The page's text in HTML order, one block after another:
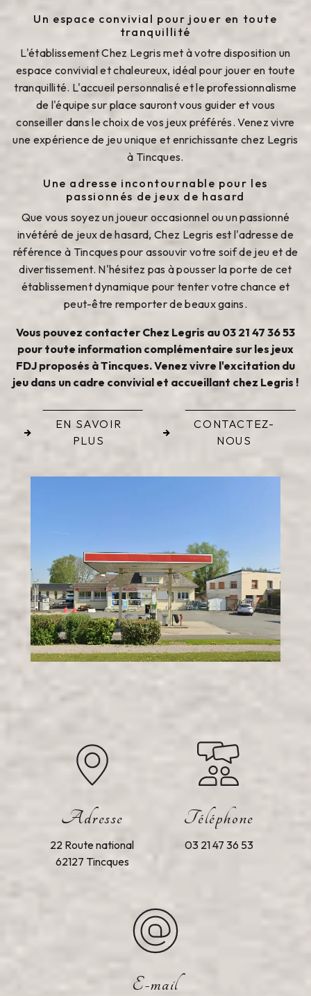
Un espace convivial pour jouer en toute
tranquillité
L'établissement Chez Legris met à votre disposition un
espace convivial et chaleureux, idéal pour jouer en toute
tranquillité. L'accueil personnalisé et le professionnalisme
de l'équipe sur place sauront vous guider et vous
conseiller dans le choix de vos jeux préférés. Venez vivre
une expérience de jeu unique et enrichissante chez Legris
à Tincques.
Une adresse incontournable pour les
passionnés de jeux de hasard
Que vous soyez un joueur occasionnel ou un passionné
invétéré de jeux de hasard, Chez Legris est l'adresse de
référence à Tincques pour assouvir votre soif de jeu et de
divertissement. N'hésitez pas à pousser la porte de cet
établissement dynamique pour tenter votre chance et
peut-être remporter de beaux gains.
Vous pouvez contacter Chez Legris au 03 21 47 36 53
pour toute information complémentaire sur les jeux
FDJ proposés à Tincques. Venez vivre l'excitation du
jeu dans un cadre convivial et accueillant chez Legris !
EN SAVOIR
PLUS
CONTACTEZ-
NOUS
Adresse
22 Route national
62127 Tincques
Téléphone
03 21 47 36 53
E-mail